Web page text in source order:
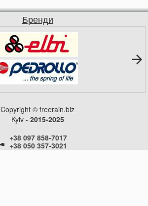
Бренди
Copyright © freerain.biz
Kyiv - 2015-2025
+38 097 858-7017
+38 050 357-3021